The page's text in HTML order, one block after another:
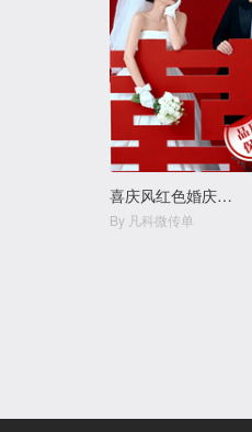
喜庆风红色婚庆用品结婚用品店
By 凡科微传单